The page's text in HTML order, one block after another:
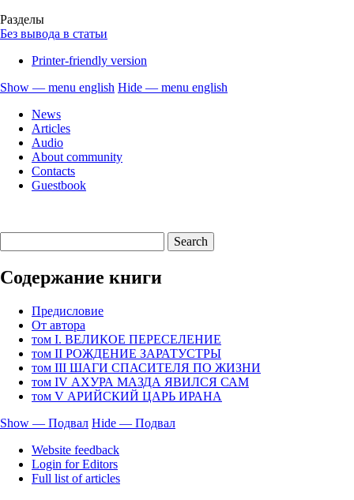
Разделы
Без вывода в статьи
Printer-friendly version
menu
english
Show — menu english Hide — menu english
News
Articles
Audio
About community
Contacts
Guestbook
Содержание книги
Предисловие
От автора
том I. ВЕЛИКОЕ ПЕРЕСЕЛЕНИЕ
том II РОЖДЕНИЕ ЗАРАТУСТРЫ
том III ШАГИ СПАСИТЕЛЯ ПО ЖИЗНИ
том IV АХУРА МАЗДА ЯВИЛСЯ САМ
том V АРИЙСКИЙ ЦАРЬ ИРАНА
Подвал
Show — Подвал Hide — Подвал
Website feedback
Login for Editors
Full list of articles